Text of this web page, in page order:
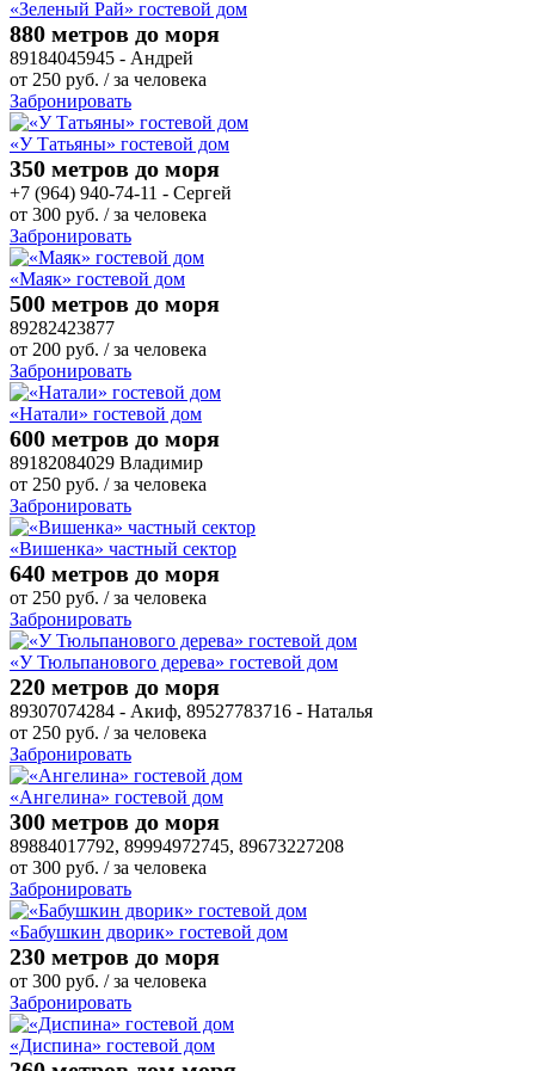
«Зеленый Рай» гостевой дом
880 метров до моря
89184045945 - Андрей
от 250 руб. / за человека
Забронировать
«У Татьяны» гостевой дом
350 метров до моря
+7 (964) 940-74-11 - Сергей
от 300 руб. / за человека
Забронировать
«Маяк» гостевой дом
500 метров до моря
89282423877
от 200 руб. / за человека
Забронировать
«Натали» гостевой дом
600 метров до моря
89182084029 Владимир
от 250 руб. / за человека
Забронировать
«Вишенка» частный сектор
640 метров до моря
от 250 руб. / за человека
Забронировать
«У Тюльпанового дерева» гостевой дом
220 метров до моря
89307074284 - Акиф, 89527783716 - Наталья
от 250 руб. / за человека
Забронировать
«Ангелина» гостевой дом
300 метров до моря
89884017792, 89994972745, 89673227208
от 300 руб. / за человека
Забронировать
«Бабушкин дворик» гостевой дом
230 метров до моря
от 300 руб. / за человека
Забронировать
«Диспина» гостевой дом